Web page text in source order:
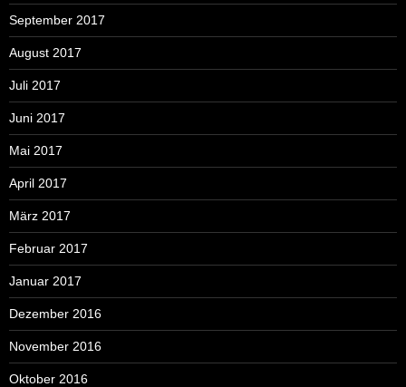
September 2017
August 2017
Juli 2017
Juni 2017
Mai 2017
April 2017
März 2017
Februar 2017
Januar 2017
Dezember 2016
November 2016
Oktober 2016